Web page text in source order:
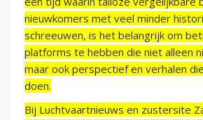
nieuwkomers met veel minder
schreeuwen, is het belangrijk om
platforms te hebben die niet alleen
maar ook perspectief en verhalen
doen.
Bij Luchtvaartnieuws en zustersite